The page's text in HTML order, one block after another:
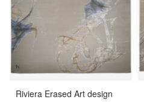
Riviera Erased Art design